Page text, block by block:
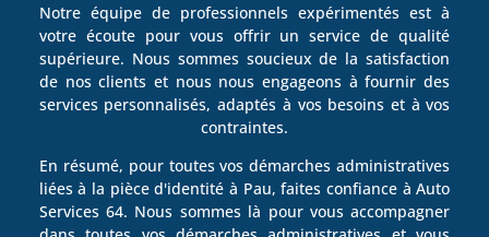
Notre équipe de professionnels expérimentés est à
votre écoute pour vous offrir un service de qualité
supérieure. Nous sommes soucieux de la satisfaction
de nos clients et nous nous engageons à fournir des
services personnalisés, adaptés à vos besoins et à vos
contraintes.
En résumé, pour toutes vos démarches administratives
liées à la pièce d'identité à Pau, faites confiance à Auto
Services 64. Nous sommes là pour vous accompagner